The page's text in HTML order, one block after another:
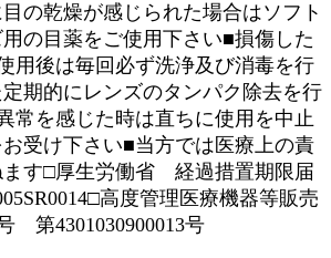
の乾燥が感じられた場合はソフト
の目薬をご使用下さい■損傷した
用後は毎回必ず洗浄及び消毒を行
期的にレンズのタンパク除去を行
常を感じた時は直ちに使用を中止
受け下さい■当方では医療上の責
ます□厚生労働省 経過措置期限届
高度管理医療機器等販売
第4301030900013号